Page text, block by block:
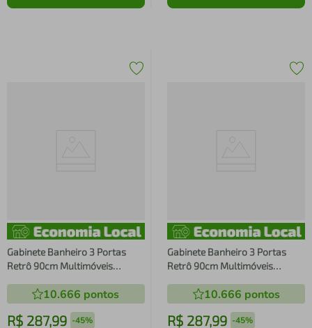
Gabinete Banheiro 3 Portas
Retrô 90cm Multimóveis
10.666 pontos
R$ 287,99 -45%
Gabinete Banheiro 3 Portas
Retrô 90cm Multimóveis
10.666 pontos
R$ 287,99 -45%